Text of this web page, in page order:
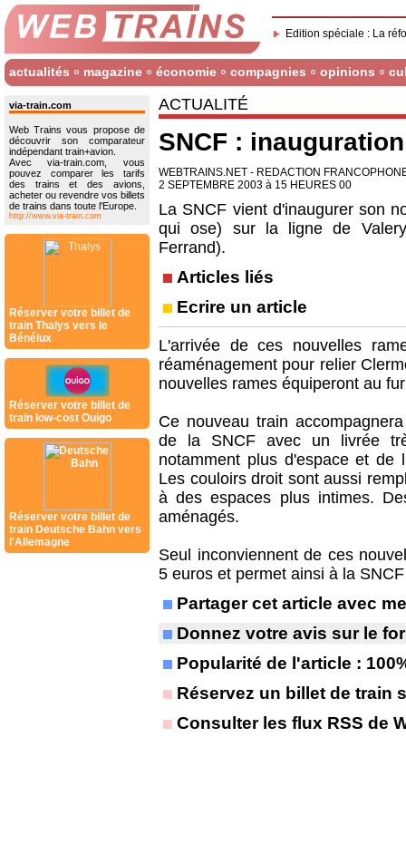
Edition spéciale : La
actualités magazine économie compagnies opinions
via-train.com
Web Trains vous propose de
découvrir son comparateur
indépendant train+avion.
Avec via-train.com, vous
pouvez comparer les tarifs
des trains et des avions,
acheter ou revendre vos billets
de trains dans toute l'Europe.
http://www.via-train.com
Réserver votre billet de
train Thalys vers le
Bénélux
Réserver votre billet de
train low-cost Ouigo
Réserver votre billet de
train Deutsche Bahn vers
l'Allemagne
ACTUALITÉ
SNCF :
WEBTRAINS.NET - REDACTION
2 SEPTEMBRE 2003 à 15 HEURES 00
La SNCF vient d'inaugurer son
qui ose) sur la ligne de
Ferrand).
Articles liés
Ecrire un article
L'arrivée de ces nouvelles
réaménagement pour relier
nouvelles rames équiperont au
Ce nouveau train
de la SNCF avec un livrée
notamment plus d'espace et de
Les couloirs droit sont aussi
à des espaces plus intimes.
aménagés.
Seul inconviennent de ces
5 euros et permet ainsi à la
Partager cet article avec
Donnez votre avis sur le
Popularité de l'article :
Réservez un billet de train
Consulter les flux RSS de